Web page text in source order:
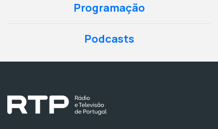
Programação
Podcasts